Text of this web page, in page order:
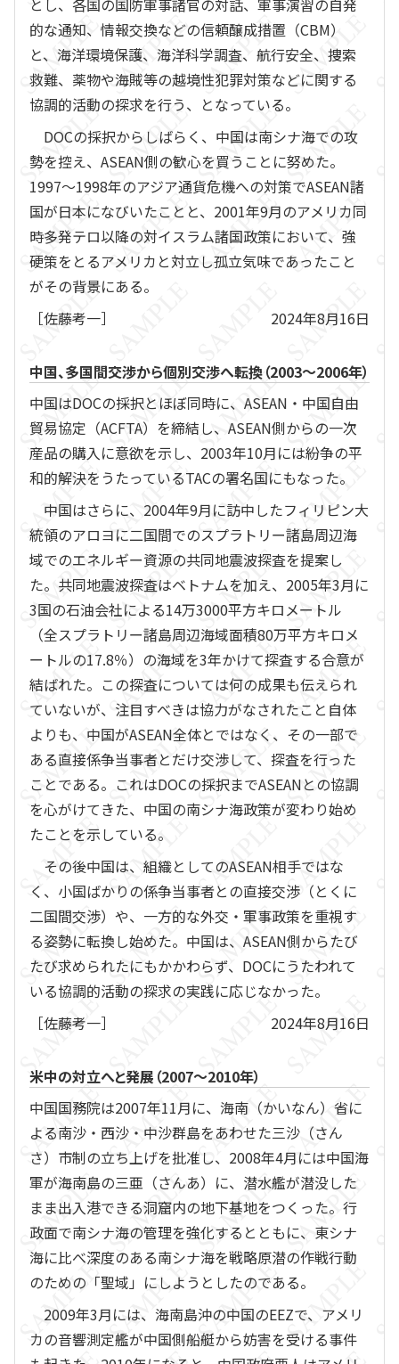
とし、各国の国防軍事諸官の対話、軍事演習の自発
的な通知、情報交換などの信頼醸成措置（CBM）
と、海洋環境保護、海洋科学調査、航行安全、捜索
救難、薬物や海賊等の越境性犯罪対策などに関する
協調的活動の探求を行う、となっている。
DOCの採択からしばらく、中国は南シナ海での攻
勢を控え、ASEAN側の歓心を買うことに努めた。
1997～1998年のアジア通貨危機への対策でASEAN諸
国が日本になびいたことと、2001年9月のアメリカ同
時多発テロ以降の対イスラム諸国政策において、強
硬策をとるアメリカと対立し孤立気味であったこと
がその背景にある。
［佐藤考一］
2024年8月16日
中国、多国間交渉から個別交渉へ転換（2003～2006年）
中国はDOCの採択とほぼ同時に、ASEAN・中国自由
貿易協定（ACFTA）を締結し、ASEAN側からの一次
産品の購入に意欲を示し、2003年10月には紛争の平
和的解決をうたっているTACの署名国にもなった。
中国はさらに、2004年9月に訪中したフィリピン大
統領のアロヨに二国間でのスプラトリー諸島周辺海
域でのエネルギー資源の共同地震波探査を提案し
た。共同地震波探査はベトナムを加え、2005年3月に
3国の石油会社による14万3000平方キロメートル
（全スプラトリー諸島周辺海域面積80万平方キロメ
ートルの17.8％）の海域を3年かけて探査する合意が
結ばれた。この探査については何の成果も伝えられ
ていないが、注目すべきは協力がなされたこと自体
よりも、中国がASEAN全体とではなく、その一部で
ある直接係争当事者とだけ交渉して、探査を行った
ことである。これはDOCの採択までASEANとの協調
を心がけてきた、中国の南シナ海政策が変わり始め
たことを示している。
その後中国は、組織としてのASEAN相手ではな
く、小国ばかりの係争当事者との直接交渉（とくに
二国間交渉）や、一方的な外交・軍事政策を重視す
る姿勢に転換し始めた。中国は、ASEAN側からたび
たび求められたにもかかわらず、DOCにうたわれて
いる協調的活動の探求の実践に応じなかった。
［佐藤考一］
2024年8月16日
米中の対立へと発展（2007～2010年）
中国国務院は2007年11月に、海南（かいなん）省に
よる南沙・西沙・中沙群島をあわせた三沙（さん
さ）市制の立ち上げを批准し、2008年4月には中国海
軍が海南島の三亜（さんあ）に、潜水艦が潜没した
まま出入港できる洞窟内の地下基地をつくった。行
政面で南シナ海の管理を強化するとともに、東シナ
海に比べ深度のある南シナ海を戦略原潜の作戦行動
のための「聖域」にしようとしたのである。
2009年3月には、海南島沖の中国のEEZで、アメリ
カの音響測定艦が中国側船艇から妨害を受ける事件